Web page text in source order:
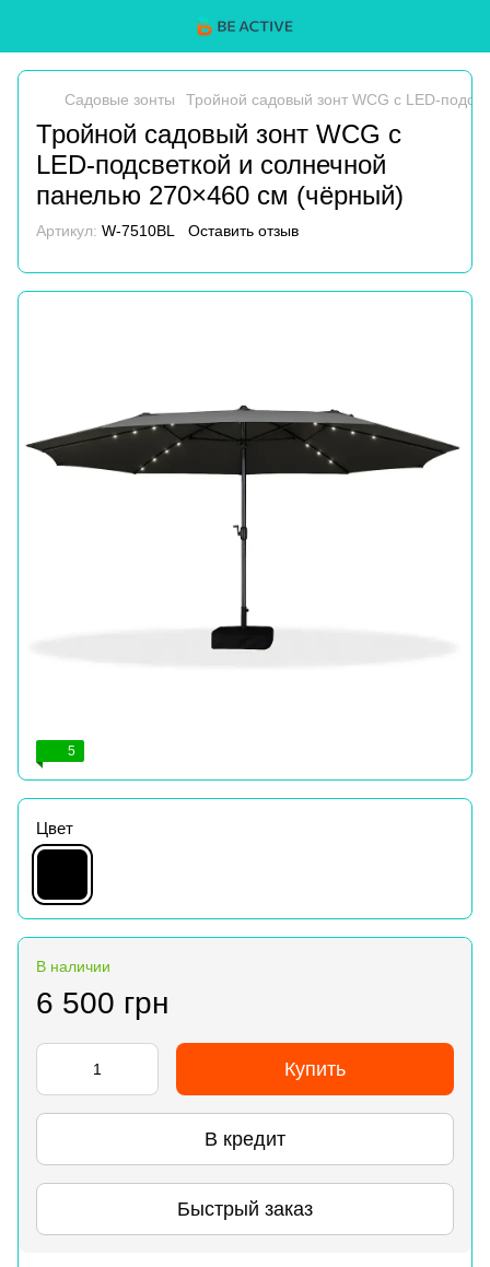
Садовые зонты Тройной садовый зонт WCG с LED-
Тройной садовый зонт WCG с
LED-подсветкой и солнечной
панелью 270×460 см (чёрный)
Артикул: W-7510BL Оставить отзыв
5
Цвет
В наличии
6 500 грн
Купить
В кредит
Быстрый заказ